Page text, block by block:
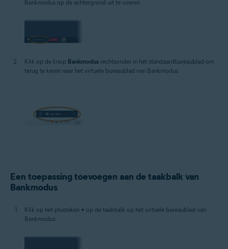
Bankmodus op de achtergrond uit te voeren.
Klik op de knop Bankmodus rechtsonder in het standaardbureaublad om
terug te keren naar het virtuele bureaublad van Bankmodus.
Een toepassing toevoegen aan de taakbalk van
Bankmodus
Klik op het plusteken + op de taakbalk op het virtuele bureaublad van
Bankmodus.